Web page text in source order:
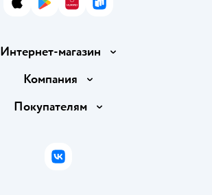
App StoreGoogle Play
AppGallery
RuStore
Интернет-магазин
Доставка и оплата
Правила продажи
использования файлов cookie
Компания
Вакансии
Покупателям
Бонусные карты
ВКонтакте